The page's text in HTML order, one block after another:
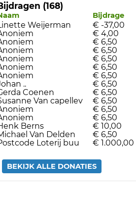
(168)
Bijdrage
Weijerman € -37,00
€ 4,00
€ 6,50
€ 6,50
€ 6,50
€ 6,50
€ 6,50
..
€ 6,50
Coenen
€ 6,50
Van capellev
€ 6,50
€ 6,50
€ 6,50
Berns
€ 10,00
Van Delden
€ 6,50
Loterij buu
€ 1.000,00
BEKIJK ALLE DONATIES